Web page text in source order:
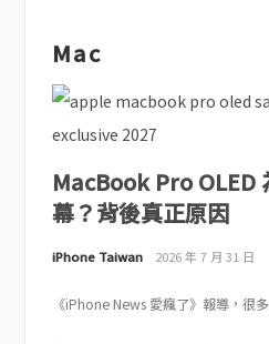
Mac
MacBook Pro OLED
幕？背後真正原因
iPhone Taiwan 2026 年 7 月 31 日
《iPhone News 愛瘋了》報導，很